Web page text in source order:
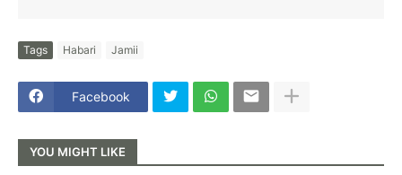
Tags Habari Jamii
Facebook
YOU MIGHT LIKE